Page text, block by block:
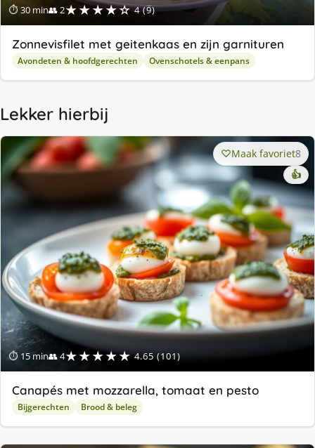
⏱ 30 min👥 2★★★★☆ 4 (9)
Zonnevisfilet met geitenkaas en zijn garnituren
Avondeten & hoofdgerechten Ovenschotels & eenpans
Lekker hierbij
⏱ 15 min👥 4★★★★★ 4.65 (101)
Maak favoriet8
👍
Canapés met mozzarella, tomaat en pesto
Bijgerechten Brood & beleg